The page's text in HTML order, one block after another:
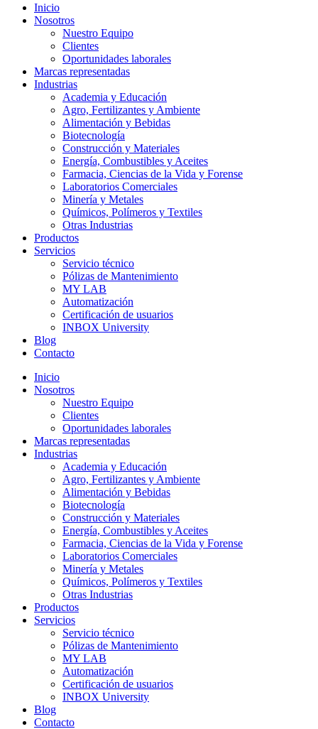
Inicio
Nosotros
Nuestro Equipo
Clientes
Oportunidades laborales
Marcas representadas
Industrias
Academia y Educación
Agro, Fertilizantes y Ambiente
Alimentación y Bebidas
Biotecnología
Construcción y Materiales
Energía, Combustibles y Aceites
Farmacia, Ciencias de la Vida y Forense
Laboratorios Comerciales
Minería y Metales
Químicos, Polímeros y Textiles
Otras Industrias
Productos
Servicios
Servicio técnico
Pólizas de Mantenimiento
MY LAB
Automatización
Certificación de usuarios
INBOX University
Blog
Contacto
Inicio
Nosotros
Nuestro Equipo
Clientes
Oportunidades laborales
Marcas representadas
Industrias
Academia y Educación
Agro, Fertilizantes y Ambiente
Alimentación y Bebidas
Biotecnología
Construcción y Materiales
Energía, Combustibles y Aceites
Farmacia, Ciencias de la Vida y Forense
Laboratorios Comerciales
Minería y Metales
Químicos, Polímeros y Textiles
Otras Industrias
Productos
Servicios
Servicio técnico
Pólizas de Mantenimiento
MY LAB
Automatización
Certificación de usuarios
INBOX University
Blog
Contacto